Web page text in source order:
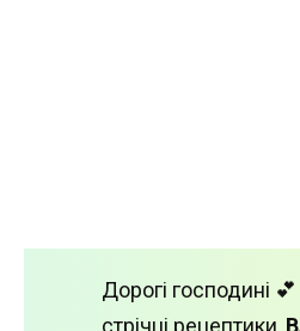
Дорогі господині
стрічці рецептики,